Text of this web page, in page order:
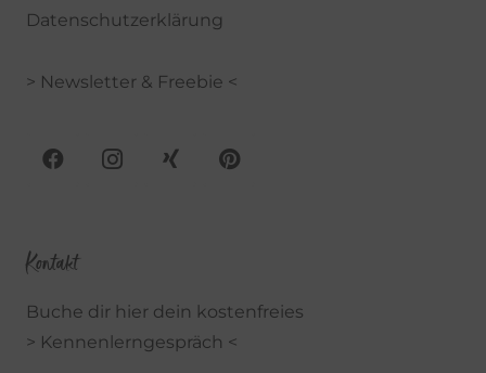
Datenschutzerklärung
> Newsletter & Freebie <
Kontakt
Buche dir hier dein kostenfreies
> Kennenlerngespräch <